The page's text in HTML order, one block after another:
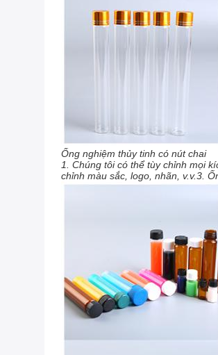
Ống nghiệm thủy tinh có nút chai
1. Chúng tôi có thể tùy chỉnh mọi
chỉnh màu sắc, logo, nhãn, v.v.3.